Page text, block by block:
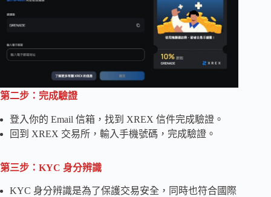
第二步：完成驗證
登入你的 Email 信箱，找到 XREX 信件完成驗證。
回到 XREX 交易所，輸入手機號碼，完成驗證。
第三步：KYC 身分辨識
KYC 身分辨識是為了保護交易安全，同時也符合國際